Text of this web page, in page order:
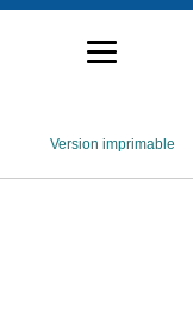
Version imprimable